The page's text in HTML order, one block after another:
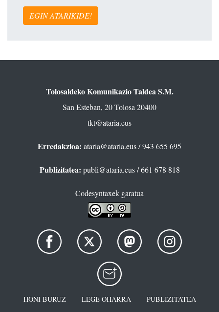
EGIN ATARIKIDE!
Tolosaldeko Komunikazio Taldea S.M.
San Esteban, 20 Tolosa 20400
tkt@ataria.eus
Erredakzioa: ataria@ataria.eus/ 943 655 695
Publizitatea: publi@ataria.eus/ 661 678 818
Codesyntaxek garatua
HONI BURUZ LEGE OHARRA
PUBLIZITATEA